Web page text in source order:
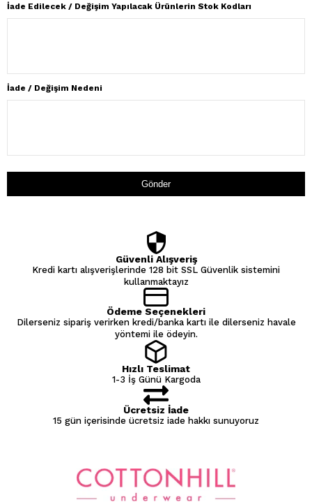
İade Edilecek / Değişim Yapılacak Ürünlerin Stok Kodları
İade / Değişim Nedeni
Gönder
Güvenli Alışveriş
Kredi kartı alışverişlerinde 128 bit SSL Güvenlik sistemini
kullanmaktayız
Ödeme Seçenekleri
Dilerseniz sipariş verirken kredi/banka kartı ile dilerseniz havale
yöntemi ile ödeyin.
Hızlı Teslimat
1-3 İş Günü Kargoda
Ücretsiz İade
15 gün içerisinde ücretsiz iade hakkı sunuyoruz